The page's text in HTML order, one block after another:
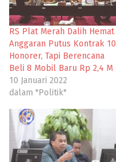
RS Plat Merah Dalih Hemat
Anggaran Putus Kontrak 10
Honorer, Tapi Berencana
Beli 8 Mobil Baru Rp 2,4 M
10 Januari 2022
dalam "Politik"